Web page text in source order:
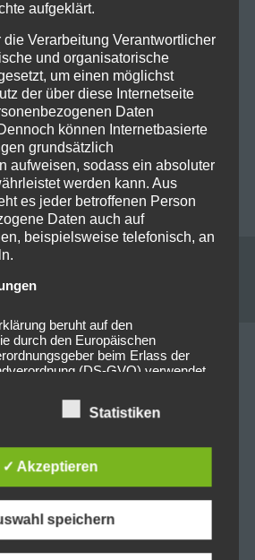
NEXT POST
Vorankündigung : 2026-
01-09 Dirkschneider
@Airport Obertraubling
will not be published. Required
aufgeklärt.
Verarbeitung Verantwortlicher
und organisatorische
um einen möglichst
der über diese Internetseite
Daten
können Internetbasierte
grundsätzlich
aufweisen, sodass ein absoluter
werden kann. Aus
es jeder betroffenen Person
Daten auch auf
beispielsweise telefonisch, an
beruht auf den
durch den Europäischen
beim Erlass der
(DS-GVO) verwendet
auch für unsere Kunden und
lesbar und verständlich sein.
erläutern.
dieser Datenschutzerklärung
Statistiken
✓ Akzeptieren
speichern